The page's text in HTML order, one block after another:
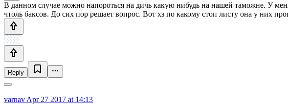
В данном случае можно напороться на дичь какую нибудь на нашей таможне. У
чтоль баксов. До сих пор решает вопрос. Вот хз по какому стоп листу она у них
Reply
varnav Apr 27 2017 at 14:13